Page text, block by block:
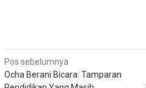
Navigasi
pos
Pos sebelumnya
Ocha Berani Bicara: Tamparan